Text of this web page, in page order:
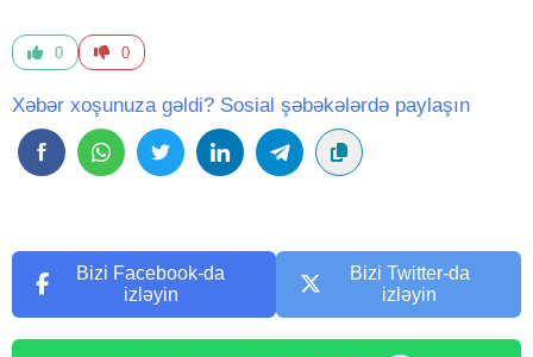
0 0
Xəbər xoşunuza gəldi? Sosial şəbəkələrdə paylaşın
Bizi Facebook-da
izləyin
Bizi Twitter-da
izləyin